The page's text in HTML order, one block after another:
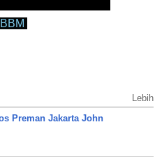
BBM
Lebih
Preman Jakarta John